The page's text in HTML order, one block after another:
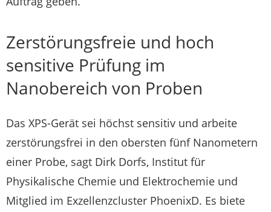
Zerstörungsfreie und hoch
sensitive Prüfung im
Nanobereich von Proben
Das XPS-Gerät sei höchst sensitiv und arbeite
zerstörungsfrei in den obersten fünf Nanometern
einer Probe, sagt Dirk Dorfs, Institut für
Physikalische Chemie und Elektrochemie und
Mitglied im Exzellenzcluster PhoenixD. Es biete